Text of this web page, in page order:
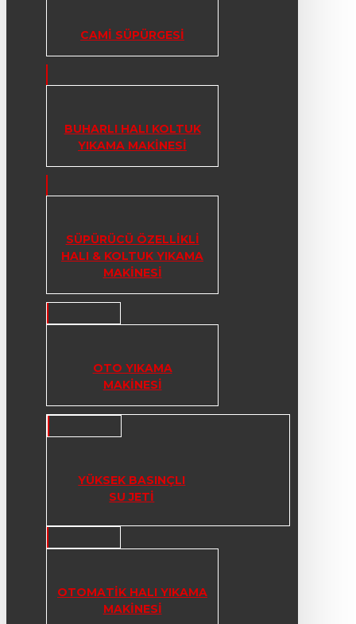
CAMI SÜPÜRGESI
BUHARLI HALI KOLTUK
YIKAMA MAKINESI
SÜPÜRÜCÜ ÖZELLIKLI
HALI & KOLTUK YIKAMA
MAKINESI
OTO YIKAMA
MAKINESI
YÜKSEK BASINÇLI
SU JETI
OTOMATIK HALI YIKAMA
MAKINESI